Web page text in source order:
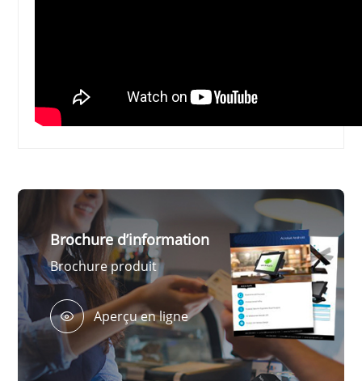
Brochure d’information
Brochure produit
Aperçu en ligne